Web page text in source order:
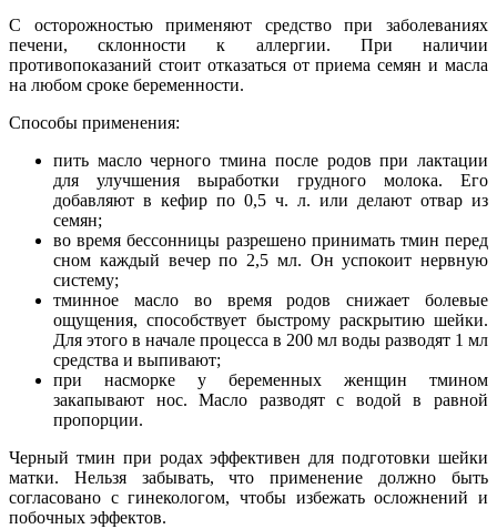
С осторожностью применяют средство при заболеваниях
печени, склонности к аллергии. При наличии
противопоказаний стоит отказаться от приема семян и масла
на любом сроке беременности.
Способы применения:
пить масло черного тмина после родов при лактации
для улучшения выработки грудного молока. Его
добавляют в кефир по 0,5 ч. л. или делают отвар из
семян;
во время бессонницы разрешено принимать тмин перед
сном каждый вечер по 2,5 мл. Он успокоит нервную
систему;
тминное масло во время родов снижает болевые
ощущения, способствует быстрому раскрытию шейки.
Для этого в начале процесса в 200 мл воды разводят 1 мл
средства и выпивают;
при насморке у беременных женщин тмином
закапывают нос. Масло разводят с водой в равной
пропорции.
Черный тмин при родах эффективен для подготовки шейки
матки. Нельзя забывать, что применение должно быть
согласовано с гинекологом, чтобы избежать осложнений и
побочных эффектов.